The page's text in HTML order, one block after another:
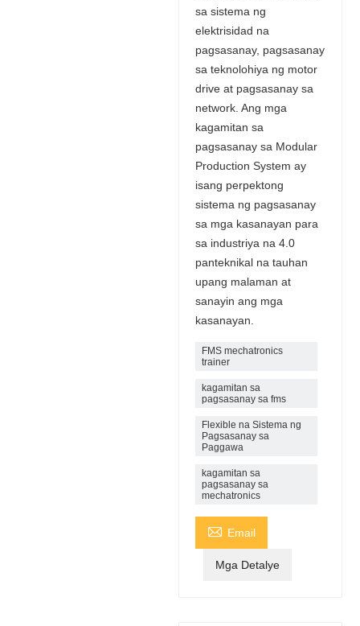
sa sistema ng
elektrisidad na
pagsasanay, pagsasanay
sa teknolohiya ng motor
drive at pagsasanay sa
network. Ang mga
kagamitan sa
pagsasanay sa Modular
Production System ay
isang perpektong
sistema ng pagsasanay
sa mga kasanayan para
sa industriya na 4.0
panteknikal na tauhan
upang malaman at
sanayin ang mga
kasanayan.
FMS mechatronics
trainer
kagamitan sa
pagsasanay sa fms
Flexible na Sistema ng
Pagsasanay sa
Paggawa
kagamitan sa
pagsasanay sa
mechatronics
 Email
Mga Detalye